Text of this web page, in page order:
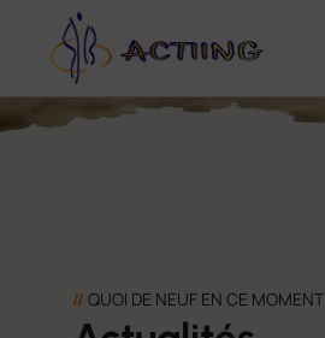
// QUOI DE NEUF EN CE MOMENT